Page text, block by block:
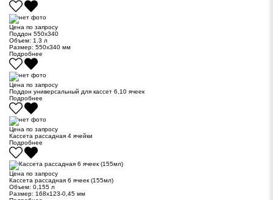
Цена по запросу
Поддон 550х340
Объем: 1.3 л
Размер: 550х340 мм
Подробнее
Цена по запросу
Поддон универсальный для кассет 6,10 ячеек
Подробнее
Цена по запросу
Кассета рассадная 4 ячейки
Подробнее
Цена по запросу
Кассета рассадная 6 ячеек (155мл)
Объем: 0,155 л
Размер: 168х123-0,45 мм